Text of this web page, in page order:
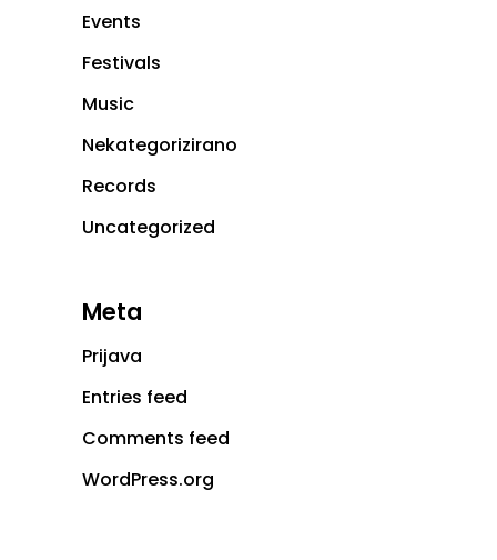
Events
Festivals
Music
Nekategorizirano
Records
Uncategorized
Meta
Prijava
Entries feed
Comments feed
WordPress.org